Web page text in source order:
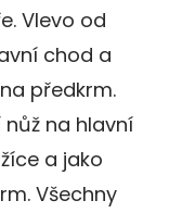
Vlevo od
chod a
předkrm.
na hlavní
a jako
Všechny